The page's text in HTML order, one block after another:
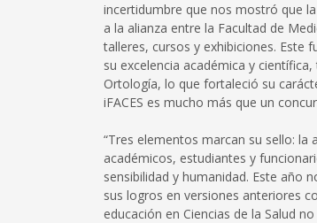
incertidumbre que nos mostró que
a la alianza entre la Facultad de
talleres, cursos y exhibiciones. Este
su excelencia académica y
Ortología, lo que fortaleció su
iFACES es mucho más que un
“Tres elementos marcan su sello:
académicos, estudiantes y
sensibilidad y humanidad. Este año
sus logros en versiones anteriores
educación en Ciencias de la Salud